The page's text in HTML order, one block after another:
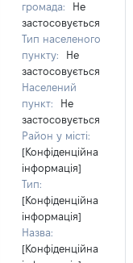
громада:
Не
застосовується
Тип населеного
пункту:
Не
застосовується
Населений
пункт:
Не
застосовується
Район у місті:
[Конфіденційна
інформація]
Тип:
[Конфіденційна
інформація]
Назва:
[Конфіденційна